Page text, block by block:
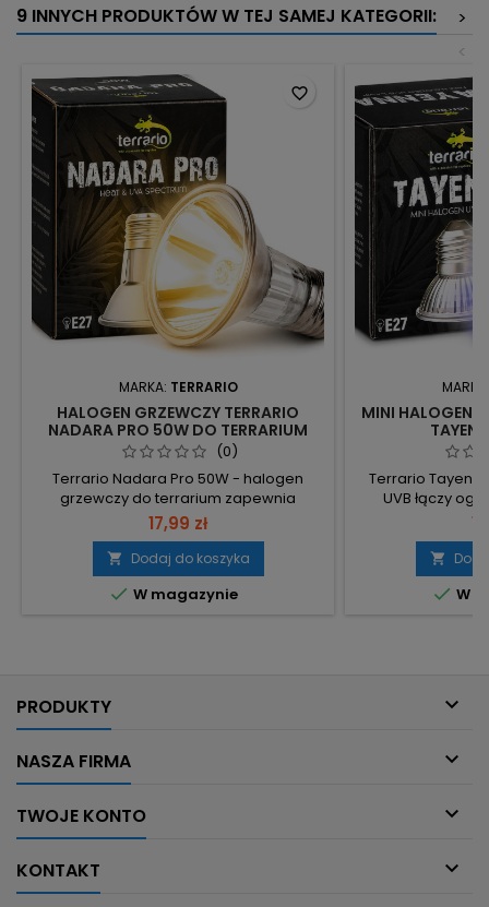
9 INNYCH PRODUKTÓW W TEJ SAMEJ KATEGORII:
>
<
MARKA: TERRARIO
HALOGEN GRZEWCZY TERRARIO
NADARA PRO 50W DO TERRARIUM
(0)
Terrario Nadara Pro 50W - halogen
grzewczy do terrarium zapewnia
stabilne dogrzewanie i emisję UVA
wspierającą naturalne zachowania
zwierząt. 50W – wysoka wydajność przy
niższym zużyciu; efekt klasycznej żarówki
100W. Emisja UVA – wspiera naturalne
17,99 zł
 Dodaj do koszyka
 W magazynie
favorite_border
MINI HALOGEN
Terrario
UVB łączy
kompaktowej
dla terrariów
punktowe
wygrzewania.
w

 W
PRODUKTY 
NASZA FIRMA 
TWOJE KONTO 
KONTAKT 